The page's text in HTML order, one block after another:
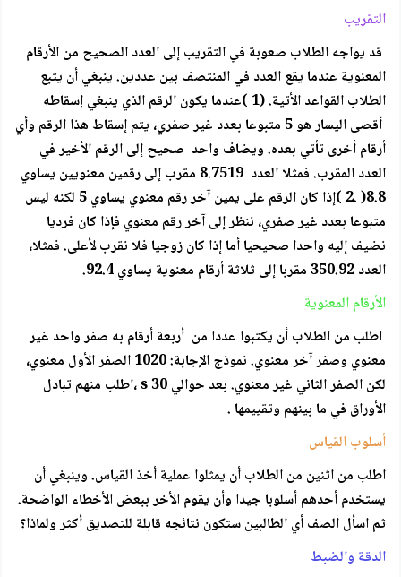
التقريب
قد يواجه الطلاب صعوبة في التقريب إلى العدد الصحيح من الأرقام
المعنوية عندما يقع العدد في المنتصف بين عددين. ينبغي أن يتبع
الطلاب القواعد الأتية. (1 )عندما يكون الرقم الذي ينبغي إسقاطه
أقصى اليسار هو 5 متبوعا بعدد غير صفري، يتم إسقاط هذا الرقم وأي
أرقام أخرى تأتي بعده. ويضاف واحد صحيح إلى الرقم الأخير في
العدد المقرب. فمثلا العدد 8.7519 مقرب إلى رقمين معنويين يساوي
8.8( .2 )إذا كان الرقم على يمين آخر رقم معنوي يساوي 5 لكنه ليس
متبوعا بعدد غير صفري، ننظر إلى آخر رقم معنوي فإذا كان فرديا
نضيف إليه واحدا صحيحيا أما إذا كان زوجيا فلا نقرب لأعلى. فمثلا،
العدد 350.92 مقربا إلى ثلاثة أرقام معنوية يساوي 92.4.
الأرقام المعنوية
اطلب من الطلاب أن يكتبوا عددا من أربعة أرقام به صفر واحد غير
معنوي وصفر آخر معنوي. نموذج الإجابة: 1020 الصفر الأول معنوي،
لكن الصفر الثاني غير معنوي. بعد حوالي s 30 ،اطلب منهم تبادل
الأوراق في ما بينهم وتقييمها .
أسلوب القياس
اطلب من اثنين من الطلاب أن يمثلوا عملية أخذ القياس. وينبغي أن
يستخدم أحدهم أسلوبا جيدا وأن يقوم الأخر ببعض الأخطاء الواضحة.
ثم اسأل الصف أي الطالبين ستكون نتائجه قابلة للتصديق أكثر ولماذا؟
الدقة والضبط